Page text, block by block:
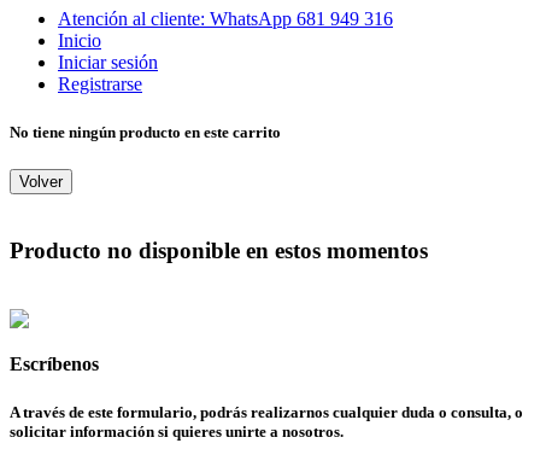
Atención al cliente: WhatsApp 681 949 316
Inicio
Iniciar sesión
Registrarse
No tiene ningún producto en este carrito
Volver
Producto no disponible en estos momentos
Escríbenos
A través de este formulario, podrás realizarnos cualquier duda o consulta, o
solicitar información si quieres unirte a nosotros.